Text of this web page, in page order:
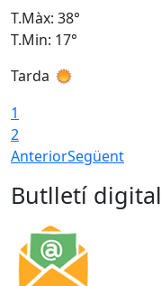
T.Màx: 38°
T.Min: 17°
Tarda
1
2
AnteriorSegüent
Butlletí digital